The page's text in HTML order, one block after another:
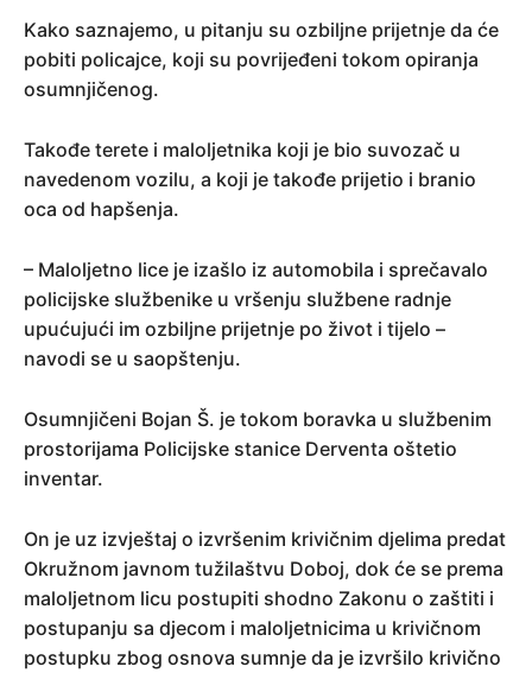
Kako saznajemo, u pitanju su ozbiljne prijetnje da će
pobiti policajce, koji su povrijeđeni tokom opiranja
osumnjičenog.
Takođe terete i maloljetnika koji je bio suvozač u
navedenom vozilu, a koji je takođe prijetio i branio
oca od hapšenja.
– Maloljetno lice je izašlo iz automobila i sprečavalo
policijske službenike u vršenju službene radnje
upućujući im ozbiljne prijetnje po život i tijelo –
navodi se u saopštenju.
Osumnjičeni Bojan Š. je tokom boravka u službenim
prostorijama Policijske stanice Derventa oštetio
inventar.
On je uz izvještaj o izvršenim krivičnim djelima predat
Okružnom javnom tužilaštvu Doboj, dok će se prema
maloljetnom licu postupiti shodno Zakonu o zaštiti i
postupanju sa djecom i maloljetnicima u krivičnom
postupku zbog osnova sumnje da je izvršilo krivično